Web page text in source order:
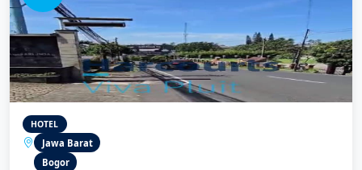
HOTEL
Jawa Barat
Bogor